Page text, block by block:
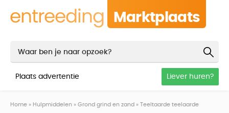
Marktplaats
Plaats advertentie Liever huren?
Home » Hulpmiddelen » Grond grind en zand » Teeltaarde teelaarde